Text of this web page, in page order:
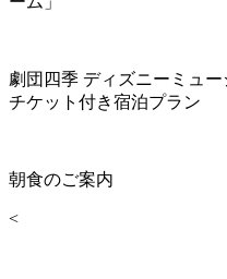
劇団四季 ディズニーミュ
チケット付き宿泊プラン
朝食のご案内
<